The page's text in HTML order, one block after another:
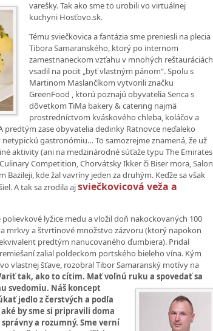
varešky.Tak ako sme to urobili vo virtuálnej
kuchyni Hosťovo.sk.
Tému sviečkovica a fantázia sme preniesli na plecia
Tibora Samaranského, ktorý po internom
zamestnaneckom vzťahu v mnohých reštauráciách
vsadil na pocit „byť vlastným pánom“. Spolu s
Martinom Maslančíkom vytvorili značku
GreenFood , ktorú poznajú obyvatelia Senca s
dôvetkom TiMa bakery & catering najmä
prostredníctvom kváskového chleba, koláčov a
zase obyvatelia dedinky Ratnovce neďaleko
gastronómiu… To samozrejme znamená, že už
aktivity (ani na medzinárodné súťaže typu The Emirates
Competition, Chorvátsky Ikker či Biser mora, Salon
Bazileji, kde žal vavríny jeden za druhým. Keďže sa však
A tak sa zrodila ajsviečkovicová veža a
lyžice medu a vložil doň nakockovaných 100
mrkvy a štvrtinové množstvo zázvoru (ktorý napokon
predtým nanucovaného ďumbiera). Pridal
zalial poldeckom portského bieleho vína. Kým
vlastnej šťave, rozobral Tibor Samaranský motívy na
tak, ako to cítim. Mať voľnú ruku a spovedať sa
svedomiu. Náš koncept
jedlo z čerstvých a podľa
by sme si pripravili doma
a rozumný. Sme verní